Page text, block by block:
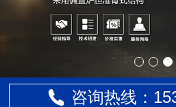
咨询热线：